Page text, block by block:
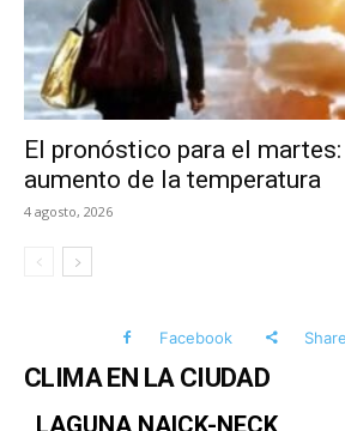
El pronóstico para el
aumento de la temperatura
4 agosto, 2026
Facebook Share
CLIMA EN LA CIUDAD
LAGUNA NAICK-NECK